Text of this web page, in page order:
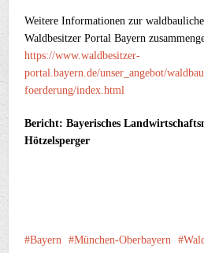
Weitere Informationen zur
Waldbesitzer Portal Bayern
https://www.waldbesitzer-
portal.bayern.de/unser_angebot/
foerderung/index.html
Bericht: Bayerisches
Hötzelsperger
Bayern München-Oberbayern